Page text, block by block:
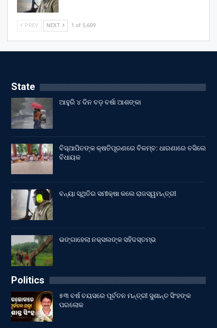
PREV NEXT 1 of 5,609
State
ଆହୁରି ୪ ଦିନ ବଡ଼ ବର୍ଷା ଆଶଙ୍କା
ବିସ୍ଥାପିତଙ୍କ କ୍ଷତିପୂରଣରେ ବିଳମ୍ବ: ଧାରଣାରେ ବସିଲେ
ବିଧାୟକ
ବନ୍ୟା ସ୍ଥିତିର ସମୀକ୍ଷା କଲେ ରାଜସ୍ୱମନ୍ତ୍ରୀ
ଭଙ୍ଗାହେଲା ନକ୍ସଲଙ୍କ ସହିଦସ୍ତମ୍ଭ
Politics
୫୩ ବର୍ଷ ବୟସରେ ପୂର୍ବତନ ମନ୍ତ୍ରୀ ସୁଶାନ୍ତ ସିଂହଙ୍କ
ପରଲୋକ